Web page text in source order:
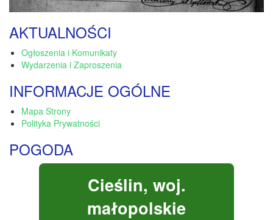
AKTUALNOŚCI
Ogłoszenia i Komunikaty
Wydarzenia i Zaproszenia
INFORMACJE OGÓLNE
Mapa Strony
Polityka Prywatności
POGODA
Cieślin, woj.
małopolskie